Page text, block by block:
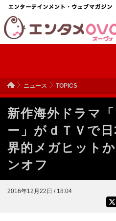
ニュース TOPICS
新作海外ドラマ
ー」がｄＴＶで
界的メガヒット
ンオフ
2016年12月22日 / 18:04